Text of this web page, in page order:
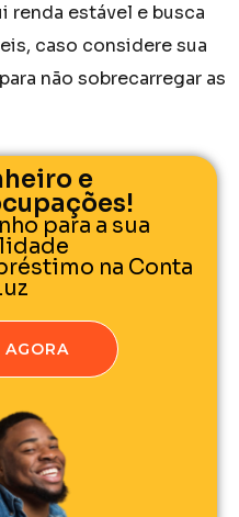
renda estável e busca
caso considere sua
não sobrecarregar as
e
para a sua
na Conta
AGORA